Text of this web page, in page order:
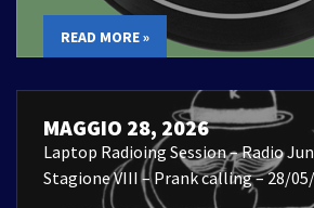
READ MORE »
MAGGIO 28, 2026
Laptop Radioing Session – Radio
Stagione VIII – Prank calling – 28/